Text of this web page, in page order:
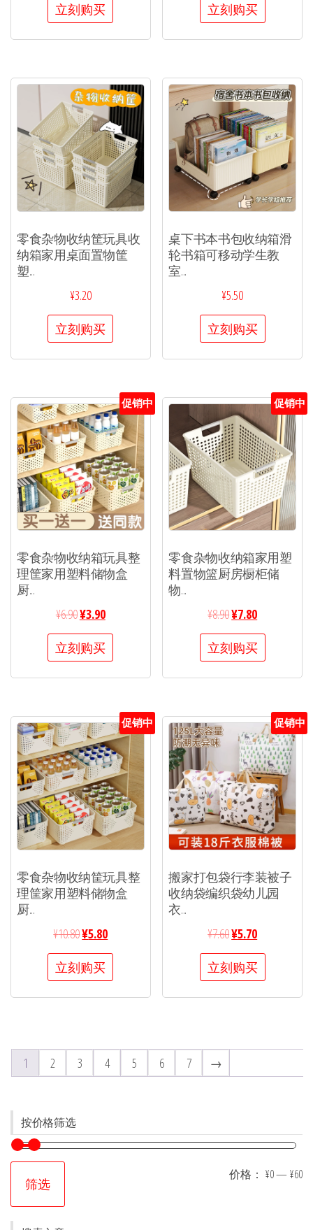
立刻购买
立刻购买
零食杂物收纳筐玩具收
纳箱家用桌面置物筐
塑...
¥3.20
立刻购买
桌下书本书包收纳箱滑
轮书箱可移动学生教
室...
¥5.50
立刻购买
促销中
零食杂物收纳箱玩具整
理筐家用塑料储物盒
厨...
¥6.90¥3.90
立刻购买
促销中
零食杂物收纳箱家用塑
料置物篮厨房橱柜储
物...
¥8.90¥7.80
立刻购买
促销中
零食杂物收纳筐玩具整
理筐家用塑料储物盒
厨...
¥10.80¥5.80
立刻购买
促销中
搬家打包袋行李装被子
收纳袋编织袋幼儿园
衣...
¥7.60¥5.70
立刻购买
1 2 3 4 5 6 7 →
按价格筛选
筛选
价格： ¥0— ¥60